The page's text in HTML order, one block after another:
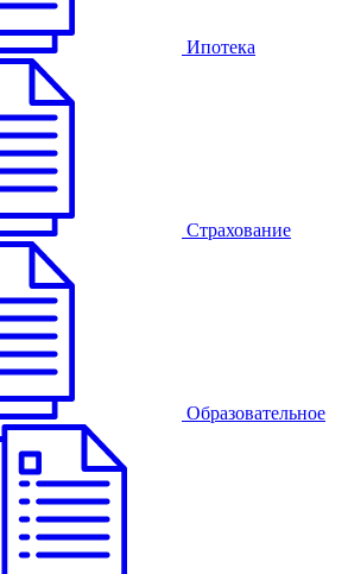
Ипотека
Страхование
Образовательное